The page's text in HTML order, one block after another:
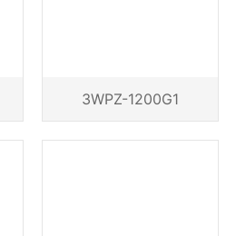
3WPZ-1200G1